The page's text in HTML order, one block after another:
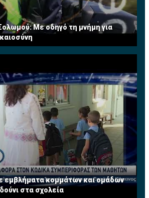
Με οδηγό τη μνήμη για
εμβλήματα κομμάτων και ομάδων
στα σχολεία